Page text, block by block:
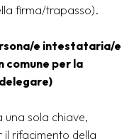
firma/trapasso).
e intestataria/e
comune per la
una sola chiave,
il rifacimento della